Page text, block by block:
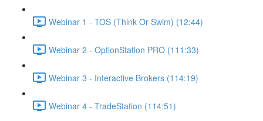
Webinar 1 - TOS (Think Or Swim) (12:44)
Webinar 2 - OptionStation PRO (111:33)
Webinar 3 - Interactive Brokers (114:19)
Webinar 4 - TradeStation (114:51)